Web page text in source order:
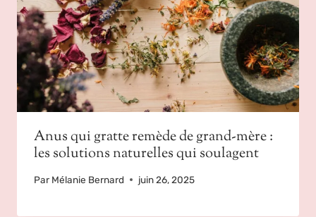
Anus qui gratte remède de grand-mère :
les solutions naturelles qui soulagent
Par Mélanie Bernard juin 26, 2025